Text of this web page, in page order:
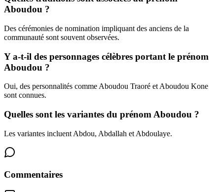
Aboudou ?
Des cérémonies de nomination impliquant des anciens de la
communauté sont souvent observées.
Y a-t-il des personnages célèbres portant le prénom
Aboudou ?
Oui, des personnalités comme Aboudou Traoré et Aboudou Kone
sont connues.
Quelles sont les variantes du prénom Aboudou ?
Les variantes incluent Abdou, Abdallah et Abdoulaye.
Commentaires